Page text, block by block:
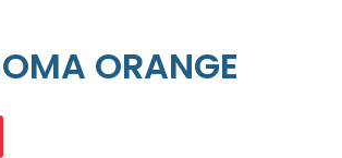
ORANGE